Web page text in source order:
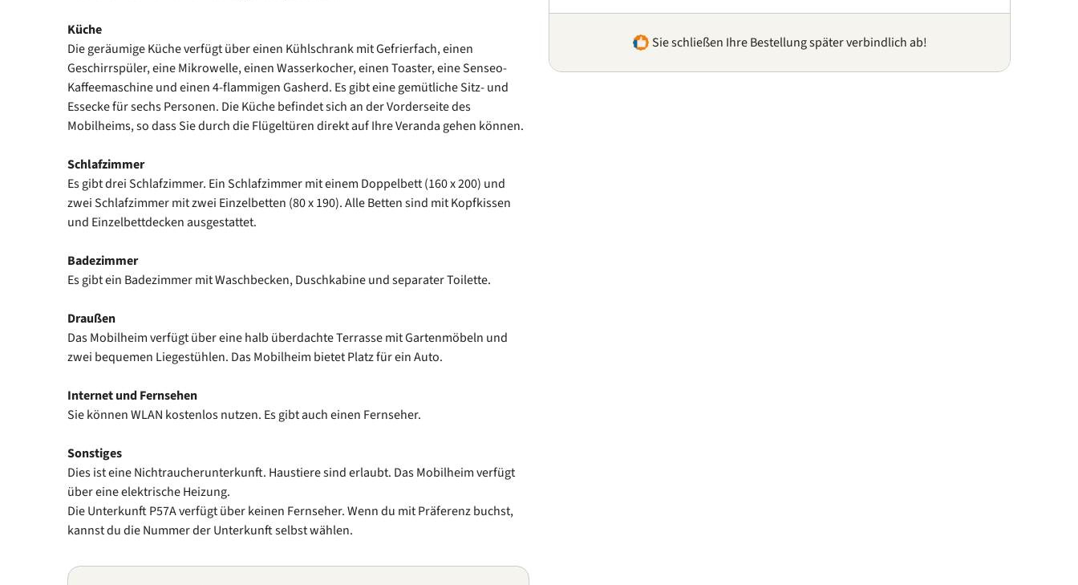
Küche
Die geräumige Küche verfügt über einen Kühlschrank mit Gefrierfach, einen
Geschirrspüler, eine Mikrowelle, einen Wasserkocher, einen Toaster, eine Senseo-
Kaffeemaschine und einen 4-flammigen Gasherd. Es gibt eine gemütliche Sitz- und
Essecke für sechs Personen. Die Küche befindet sich an der Vorderseite des
Mobilheims, so dass Sie durch die Flügeltüren direkt auf Ihre Veranda gehen können.
Schlafzimmer
Es gibt drei Schlafzimmer. Ein Schlafzimmer mit einem Doppelbett (160 x 200) und
zwei Schlafzimmer mit zwei Einzelbetten (80 x 190). Alle Betten sind mit Kopfkissen
und Einzelbettdecken ausgestattet.
Badezimmer
Es gibt ein Badezimmer mit Waschbecken, Duschkabine und separater Toilette.
Draußen
Das Mobilheim verfügt über eine halb überdachte Terrasse mit Gartenmöbeln und
zwei bequemen Liegestühlen. Das Mobilheim bietet Platz für ein Auto.
Internet und Fernsehen
Sie können WLAN kostenlos nutzen. Es gibt auch einen Fernseher.
Sonstiges
Dies ist eine Nichtraucherunterkunft. Haustiere sind erlaubt. Das Mobilheim verfügt
über eine elektrische Heizung.
Die Unterkunft P57A verfügt über keinen Fernseher. Wenn du mit Präferenz buchst,
kannst du die Nummer der Unterkunft selbst wählen.
Sie schließen Ihre Bestellung später verbindlich ab!